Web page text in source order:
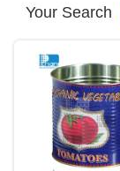
Your Search